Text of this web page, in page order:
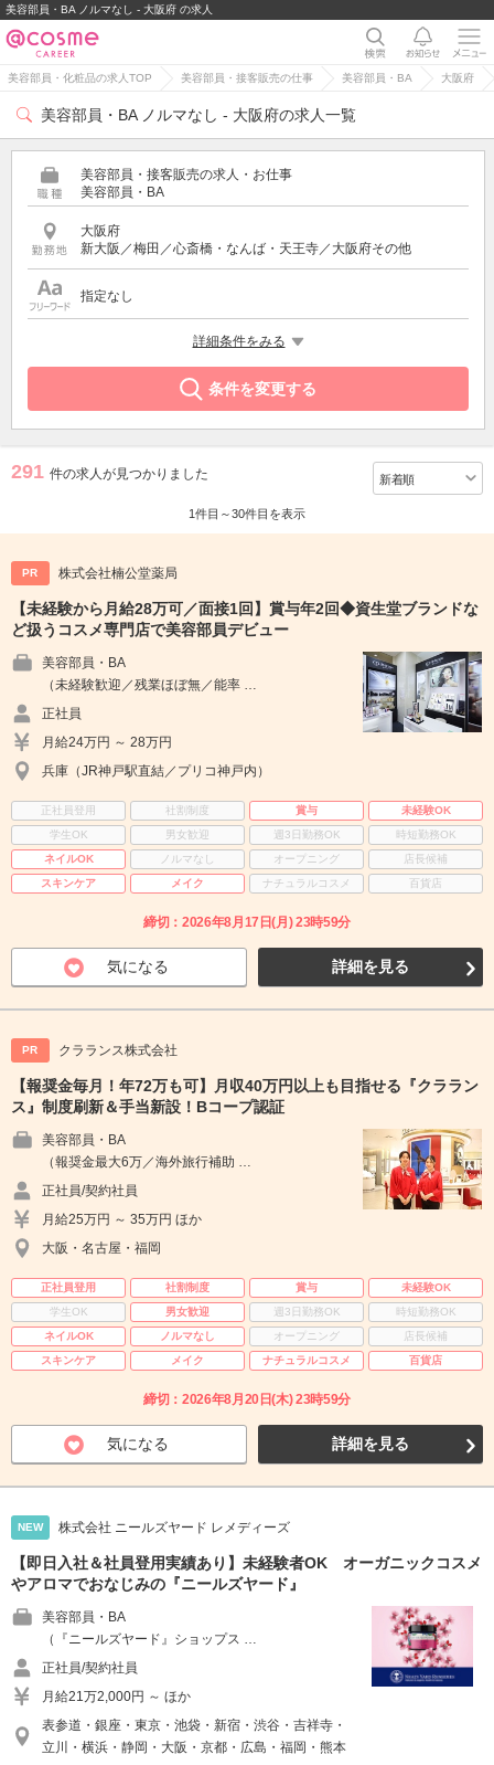
美容部員・BA ノルマなし - 大阪府 の求人
美容部員・化粧品の求人TOP 美容部員・接客販売の仕事 美容部員・BA 大阪府
美容部員・BA ノルマなし - 大阪府の求人一覧
美容部員・接客販売の求人・お仕事
美容部員・BA
大阪府
新大阪／梅田／心斎橋・なんば・天王寺／大阪府その他
指定なし
詳細条件をみる
条件を変更する
291 件の求人が見つかりました
1件目～30件目を表示
PR 株式会社楠公堂薬局
【未経験から月給28万可／面接1回】賞与年2回◆資生堂ブランドな
ど扱うコスメ専門店で美容部員デビュー
美容部員・BA
（未経験歓迎／残業ほぼ無／能率 …
正社員
月給24万円 ～ 28万円
兵庫（JR神戸駅直結／プリコ神戸内）
正社員登用 社割制度 賞与
未経験OK
学生OK
男女歓迎 週3日勤務OK
時短勤務OK
ネイルOK
ノルマなし オープニング
店長候補
スキンケア
メイク ナチュラルコスメ 百貨店
締切：2026年8月17日(月) 23時59分
気になる 詳細を見る
PR クラランス株式会社
【報奨金毎月！年72万も可】月収40万円以上も目指せる『クララン
ス』制度刷新＆手当新設！Bコープ認証
美容部員・BA
（報奨金最大6万／海外旅行補助 …
正社員/契約社員
月給25万円 ～ 35万円 ほか
大阪・名古屋・福岡
正社員登用 社割制度 賞与
未経験OK
学生OK
男女歓迎 週3日勤務OK
時短勤務OK
ネイルOK
ノルマなし オープニング
店長候補
スキンケア
メイク ナチュラルコスメ 百貨店
締切：2026年8月20日(木) 23時59分
気になる 詳細を見る
NEW 株式会社 ニールズヤード レメディーズ
【即日入社＆社員登用実績あり】未経験者OK オーガニックコスメ
やアロマでおなじみの『ニールズヤード』
美容部員・BA
（『ニールズヤード』ショップス …
正社員/契約社員
月給21万2,000円 ～ ほか
表参道・銀座・東京・池袋・新宿・渋谷・吉祥寺・
立川・横浜・静岡・大阪・京都・広島・福岡・熊本